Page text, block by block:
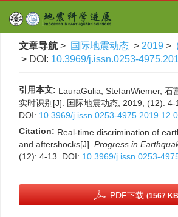
文章导航 > 国际地震动态 > 2019 >
> DOI: 10.3969/j.issn.0253-
引用本文: LauraGulia, StefanWiemer, 石
实时识别[J]. 国际地震动态, 2019, (12): 4-
DOI: 10.3969/j.issn.0253-
Citation: Real-time discrimination of
and aftershocks[J]. Progress in
(12): 4-13. DOI: 10.3969/j.issn.0253-
PDF下载 (1567